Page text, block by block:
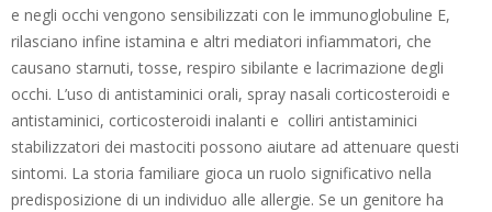
e negli occhi vengono sensibilizzati con le immunoglobuline E,
rilasciano infine istamina e altri mediatori infiammatori, che
causano starnuti, tosse, respiro sibilante e lacrimazione degli
occhi. L’uso di antistaminici orali, spray nasali corticosteroidi e
antistaminici, corticosteroidi inalanti e colliri antistaminici
stabilizzatori dei mastociti possono aiutare ad attenuare questi
sintomi. La storia familiare gioca un ruolo significativo nella
predisposizione di un individuo alle allergie. Se un genitore ha